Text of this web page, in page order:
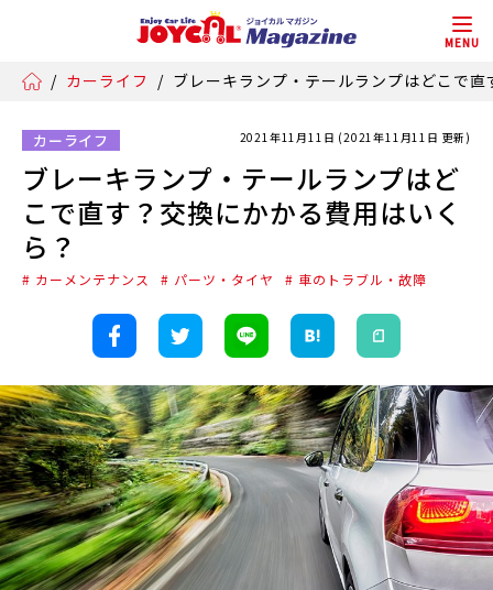
MENU
/ カーライフ / ブレーキランプ・テールランプはどこで
カーライフ 2021年11月11日 (2021年11月11日 更新)
ブレーキランプ・テールランプはど
こで直す？交換にかかる費用はいく
ら？
# カーメンテナンス # パーツ・タイヤ # 車のトラブル・故障